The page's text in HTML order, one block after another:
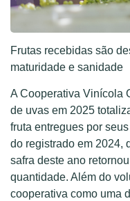
Frutas recebidas são
maturidade e sanidade
A Cooperativa Vinícola
de uvas em 2025
fruta entregues por
do registrado em 2024,
safra deste ano
quantidade. Além do
cooperativa como uma